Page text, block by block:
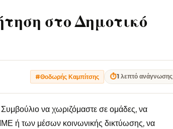
στο Δημοτικό
#Θοδωρής Καμπίτσης ⏱1 λεπτό ανάγνωσης
να χωριζόμαστε σε ομάδες, να
ή των μέσων κοινωνικής δικτύωσης, να